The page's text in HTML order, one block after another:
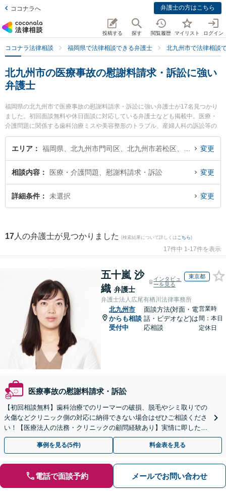
ココナラへ 弁護士の方はこちら
投稿する 探す 閲覧履歴 マイリスト ログイン
ココナラ法律相談 福岡県で法律相談できる弁護士 北九州市で法律相談
北九州市の医療事故の慰謝料請求・訴訟に強い
弁護士
福岡県の北九州市で医療事故の慰謝料請求・訴訟に強い弁護士が17名見つかり
ました。初回面談無料や休日面談に対応している弁護士なども掲載中。医療・
介護問題に関係する歯科治療ミスや美容整形のトラブル、産婦人科の訴訟等の
細かな分野での絞り込み検索もでき便利です。特に弁護士法人大手町法律事務
所 北九州ヘッドオフィスの眞子 幸人弁護士やネクスパート法律事務所 北九州
間に発生した医療事故の慰謝料請求・訴訟のトラブルを今すぐに弁護士に相談
したい』『医療事故の慰謝料請求・訴訟のトラブル解決の実績豊富な近くの弁
護士を検索したい』『初回相談無料で医療事故の慰謝料請求・訴訟を法律相談
エリア 変更
相談内容 医療・介護問題、慰謝料請求・訴訟 変更
詳細条件 未選択 変更
17 人の弁護士が見つかりました (検索結果について詳しくは こちら)
17件中 1-17件を表示
五十嵐 沙
織 弁護士
インタビュ
ーを見る
東京都
弁護士法人広尾有栖川法律事務所
北九州市
からも相談
受付中
面談方法(対面・電
話・ビデオなど)は
応相談
営業時
間：本日
定休日
医療事故の慰謝料請求・訴訟
【初回相談無料】歯科治療でのリーマーの破損、脱毛やシミ取りでの
火傷などクリニック側の対応に納得できない場合はぜひご相談くださ
い！【医療法人の法務・クリニックの顧問経験あり】実情に即したア
ドバイスで、納得のできるトラブルの解決を目指します。
事例を見る(5件) 料金表を見る
電話で面談予約 メールでお問い合わせ